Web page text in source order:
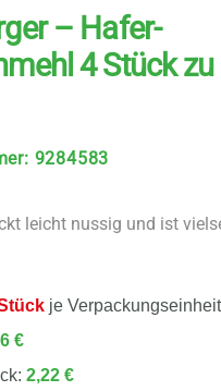
– Hafer-
4 Stück
: 9284583
leicht nussig und ist
je Verpackungseinheit
€
2,22 €